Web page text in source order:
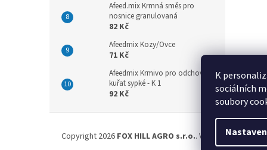
K
sociálních
soubory
Afeed.mix Krmná směs pro
nosnice granulovaná
82 Kč
Afeedmix Kozy/Ovce
71 Kč
Afeedmix Krmivo pro odchov
kuřat sypké - K 1
92 Kč
Copyright 2026 FOX HILL AGRO s.r.o.. Všechna práva